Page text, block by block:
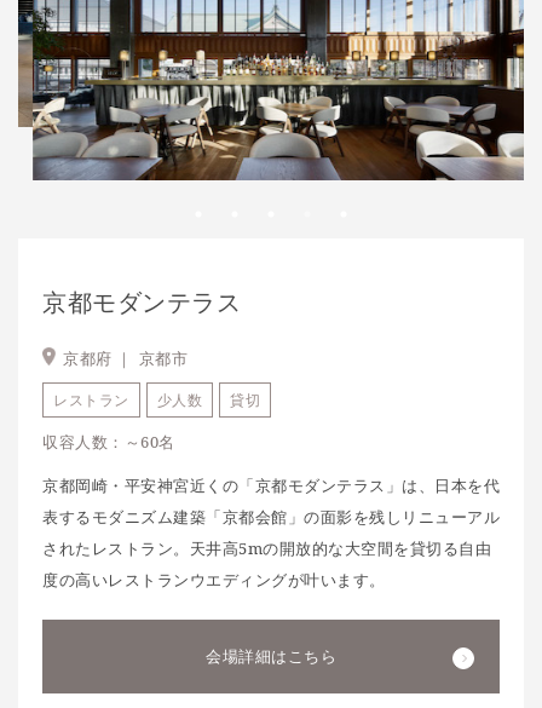
京都モダンテラス
京都府 ｜ 京都市
レストラン 少人数 貸切
収容人数：～60名
京都岡崎・平安神宮近くの「京都モダンテラス」は、日本を代
表するモダニズム建築「京都会館」の面影を残しリニューアル
されたレストラン。天井高5mの開放的な大空間を貸切る自由
度の高いレストランウエディングが叶います。
会場詳細はこちら